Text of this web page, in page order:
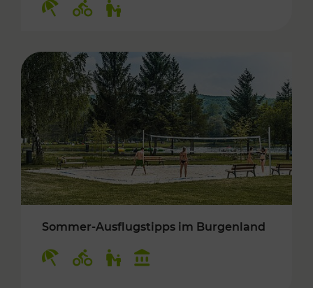
Sommer-Ausflugstipps im Burgenland